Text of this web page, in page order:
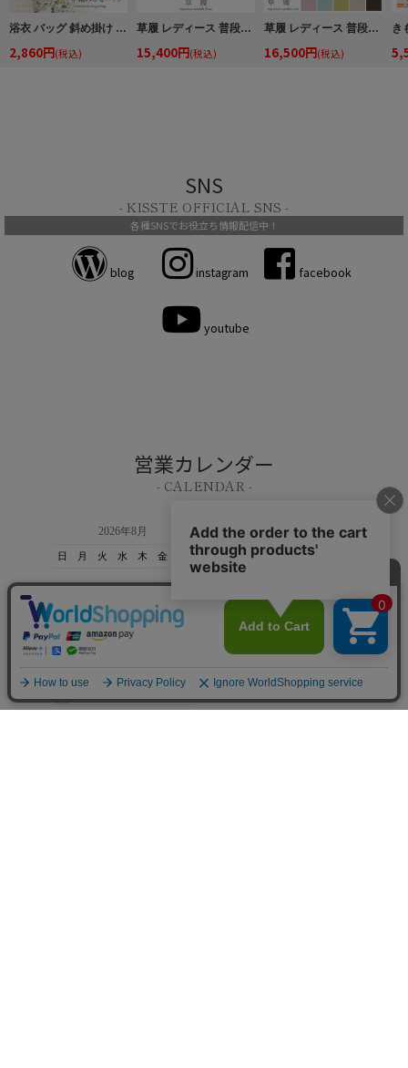
浴衣 バッグ 斜め掛け かご巾着 浴衣 バッグ レディース 和柄 黒かご 茶かご 浴衣バッグ 浴衣バック かごバック カゴ 籠 巾着 ベトナムバッグ
2,860円(税込)
草履 レディース 普段用 カジュアル草履 彩小径 フリー L ミント グリーン パステル 幾何学 合皮 1枚芯 日本製
15,400円(税込)
草履 レディース 普段用 カジュアル草履 お洒落草履 花まめ フリー L ピンク 黄緑 水色 ベージュ 黒 くすみ ニュアンス 5色 エナメル 1枚芯 日本製
16,500円(税込)
SNS
- KISSTE OFFICIAL SNS -
各種SNSでお役立ち情報配信中！
blog instagram facebook
youtube
営業カレンダー
- CALENDAR -